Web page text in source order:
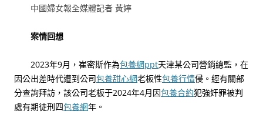
中國婦女報全媒體記者 黃婷
案情回想
2023年9月，崔密斯作為包養網ppt天津某公司營銷總監，在
因公出差時代遭到公司包養甜心網老板性包養行情侵。經有關部
分查詢拜訪，該公司老板于2024年4月因包養合約犯強奸罪被判
處有期徒刑四包養網年。